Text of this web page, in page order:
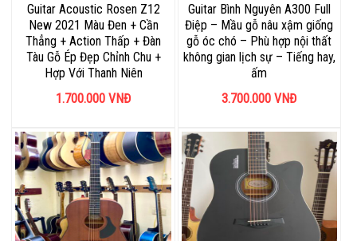
Guitar Acoustic Rosen Z12
New 2021 Màu Đen + Cần
Thẳng + Action Thấp + Đàn
Tàu Gỗ Ép Đẹp Chỉnh Chu +
Hợp Với Thanh Niên
1.700.000 VNĐ
Guitar Bình Nguyên A300 Full
Điệp – Mầu gỗ nâu xậm giống
gỗ óc chó – Phù hợp nội thất
không gian lịch sự – Tiếng hay,
ấm
3.700.000 VNĐ